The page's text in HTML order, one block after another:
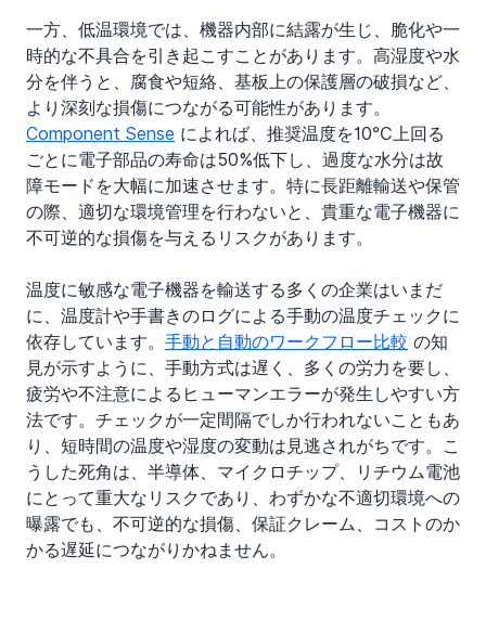
一方、低温環境では、機器内部に結露が生じ、脆化や一
時的な不具合を引き起こすことがあります。高湿度や水
分を伴うと、腐食や短絡、基板上の保護層の破損など、
より深刻な損傷につながる可能性があります。
Component Sense によれば、推奨温度を10℃上回る
ごとに電子部品の寿命は50%低下し、過度な水分は故
障モードを大幅に加速させます。特に長距離輸送や保管
の際、適切な環境管理を行わないと、貴重な電子機器に
不可逆的な損傷を与えるリスクがあります。
温度に敏感な電子機器を輸送する多くの企業はいまだ
に、温度計や手書きのログによる手動の温度チェックに
依存しています。 手動と自動のワークフロー比較 の知
見が示すように、手動方式は遅く、多くの労力を要し、
疲労や不注意によるヒューマンエラーが発生しやすい方
法です。チェックが一定間隔でしか行われないこともあ
り、短時間の温度や湿度の変動は見逃されがちです。こ
うした死角は、半導体、マイクロチップ、リチウム電池
にとって重大なリスクであり、わずかな不適切環境への
曝露でも、不可逆的な損傷、保証クレーム、コストのか
かる遅延につながりかねません。